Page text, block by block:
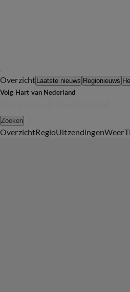
Overzicht Laatste nieuws Regionieuws
Volg Hart van Nederland
Zoeken
OverzichtRegioUitzendingenWeer